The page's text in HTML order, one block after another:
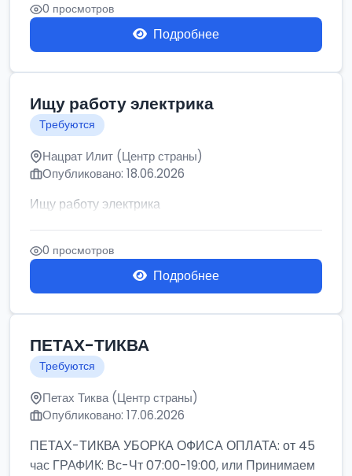
0 просмотров
Подробнее
Ищу работу электрика
Требуются
Нацрат Илит (Центр страны)
Опубликовано: 18.06.2026
Ищу работу электрика
0 просмотров
Подробнее
ПЕТАХ-ТИКВА
Требуются
Петах Тиква (Центр страны)
Опубликовано: 17.06.2026
ПЕТАХ-ТИКВА УБОРКА ОФИСА ОПЛАТА: от 45
час ГРАФИК: Вс-Чт 07:00-19:00, или Принимаем